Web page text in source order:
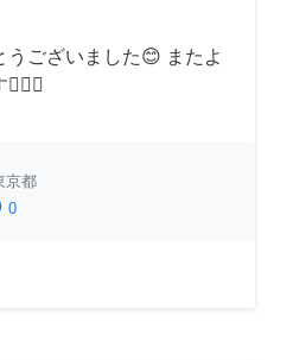
ございました😊 またよ
京都
0